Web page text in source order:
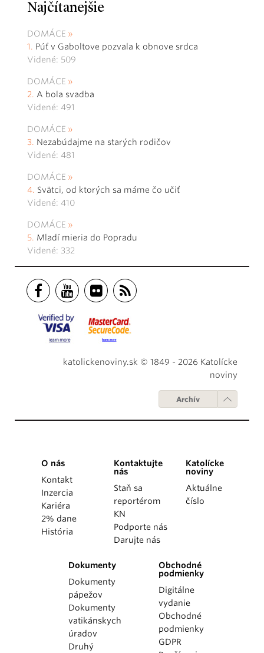
Najčítanejšie
DOMÁCE
Púť v Gaboltove pozvala k obnove srdca
Videné: 509
DOMÁCE
A bola svadba
Videné: 491
DOMÁCE
Nezabúdajme na starých rodičov
Videné: 481
DOMÁCE
Svätci, od ktorých sa máme čo učiť
Videné: 410
DOMÁCE
Mladí mieria do Popradu
Videné: 332
katolickenoviny.sk © 1849 - 2026 Katolícke
noviny
Archív
O nás
Kontakt
Inzercia
Kariéra
2% dane
História
Kontaktujte
nás
Staň sa
reportérom
KN
Podporte nás
Darujte nás
Katolícke
noviny
Aktuálne
číslo
Dokumenty
Dokumenty
pápežov
Dokumenty
vatikánskych
úradov
Druhý
Obchodné
podmienky
Digitálne
vydanie
Obchodné
podmienky
GDPR